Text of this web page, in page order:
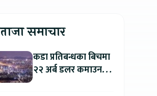
ताजा समाचार
कडा प्रतिबन्धका बिचमा
२२ अर्ब डलर कमाउन